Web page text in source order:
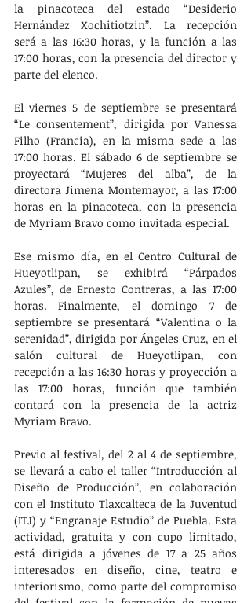
la pinacoteca del estado “Desiderio
Hernández Xochitiotzin”. La recepción
será a las 16:30 horas, y la función a las
17:00 horas, con la presencia del director y
parte del elenco.
El viernes 5 de septiembre se presentará
“Le consentement”, dirigida por Vanessa
Filho (Francia), en la misma sede a las
17:00 horas. El sábado 6 de septiembre se
proyectará “Mujeres del alba”, de la
directora Jimena Montemayor, a las 17:00
horas en la pinacoteca, con la presencia
de Myriam Bravo como invitada especial.
Ese mismo día, en el Centro Cultural de
Hueyotlipan, se exhibirá “Párpados
Azules”, de Ernesto Contreras, a las 17:00
horas. Finalmente, el domingo 7 de
septiembre se presentará “Valentina o la
serenidad”, dirigida por Ángeles Cruz, en el
salón cultural de Hueyotlipan, con
recepción a las 16:30 horas y proyección a
las 17:00 horas, función que también
contará con la presencia de la actriz
Myriam Bravo.
Previo al festival, del 2 al 4 de septiembre,
se llevará a cabo el taller “Introducción al
Diseño de Producción”, en colaboración
con el Instituto Tlaxcalteca de la Juventud
(ITJ) y “Engranaje Estudio” de Puebla. Esta
actividad, gratuita y con cupo limitado,
está dirigida a jóvenes de 17 a 25 años
interesados en diseño, cine, teatro e
interiorismo, como parte del compromiso